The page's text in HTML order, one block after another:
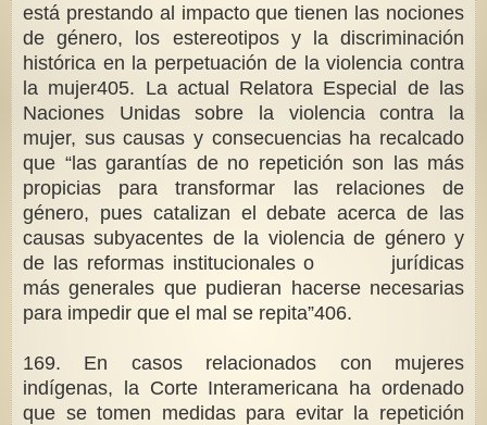
está prestando al impacto que tienen las nociones
de género, los estereotipos y la discriminación
histórica en la perpetuación de la violencia contra
la mujer405. La actual Relatora Especial de las
Naciones Unidas sobre la violencia contra la
mujer, sus causas y consecuencias ha recalcado
que “las garantías de no repetición son las más
propicias para transformar las relaciones de
género, pues catalizan el debate acerca de las
causas subyacentes de la violencia de género y
de las reformas institucionales o jurídicas
más generales que pudieran hacerse necesarias
para impedir que el mal se repita”406.
169. En casos relacionados con mujeres
indígenas, la Corte Interamericana ha ordenado
que se tomen medidas para evitar la repetición